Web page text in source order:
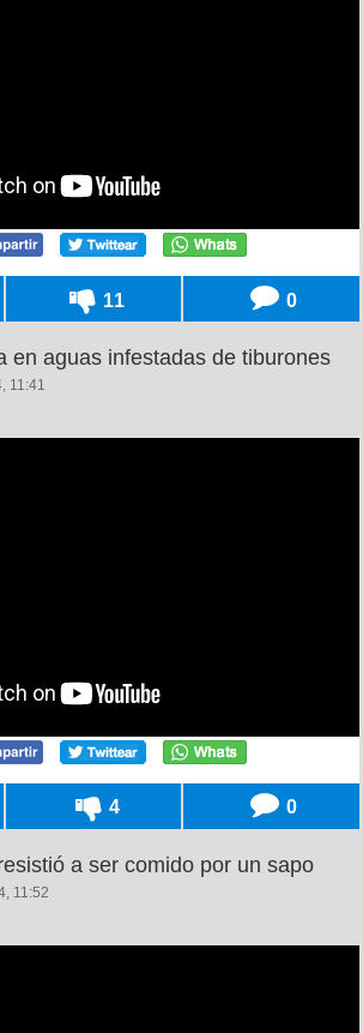
11 0
en aguas infestadas de tiburones
11:41
4 0
a ser comido por un sapo
11:52